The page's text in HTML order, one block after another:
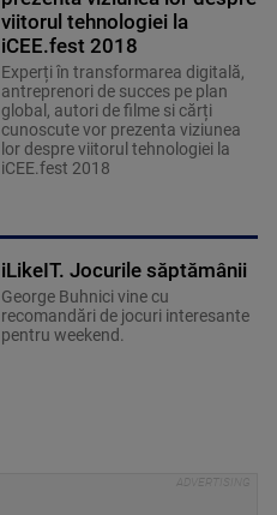
viitorul tehnologiei la
iCEE.fest 2018
Experți în transformarea digitală,
antreprenori de succes pe plan
global, autori de filme si cărți
cunoscute vor prezenta viziunea
lor despre viitorul tehnologiei la
iCEE.fest 2018
iLikeIT. Jocurile săptămânii
George Buhnici vine cu
recomandări de jocuri interesante
pentru weekend.